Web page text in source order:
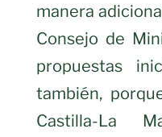
manera
Consejo de
propuestas
también,
Castilla-La